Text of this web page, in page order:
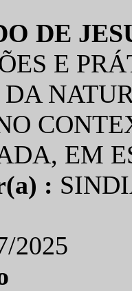
DE
E
EM
:
2025